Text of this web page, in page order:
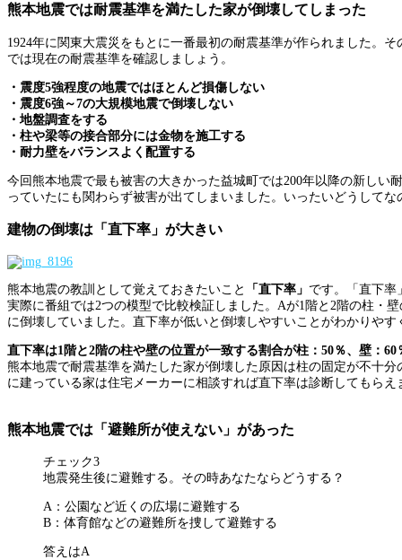
熊本地震では耐震基準を満たした家が倒壊してしまった
1924年に関東大震災をもとに一番最初の耐震基準が作られました。
では現在の耐震基準を確認しましょう。
・震度5強程度の地震ではほとんど損傷しない
・震度6強～7の大規模地震で倒壊しない
・地盤調査をする
・柱や梁等の接合部分には金物を施工する
・耐力壁をバランスよく配置する
今回熊本地震で最も被害の大きかった益城町では200年以降の新しい
っていたにも関わらず被害が出てしまいました。いったいどうしてな
建物の倒壊は「直下率」が大きい
熊本地震の教訓として覚えておきたいこと 「直下率」 です。「直下率
実際に番組では2つの模型で比較検証しました。Aが1階と2階の柱・
に倒壊していました。直下率が低いと倒壊しやすいことがわかりやす
直下率は1階と2階の柱や壁の位置が一致する割合が柱：50％、壁：60
熊本地震で耐震基準を満たした家が倒壊した原因は柱の固定が不十
に建っている家は住宅メーカーに相談すれば直下率は診断してもら
熊本地震では「避難所が使えない」があった
チェック3
地震発生後に避難する。その時あなたならどうする？
A：公園など近くの広場に避難する
B：体育館などの避難所を捜して避難する
答えはA